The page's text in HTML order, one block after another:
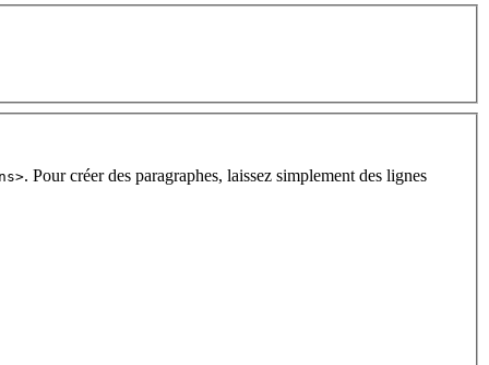
. Pour créer des paragraphes, laissez simplement des lignes